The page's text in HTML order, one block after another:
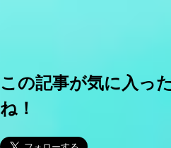
この記事が気に入っ
ね！